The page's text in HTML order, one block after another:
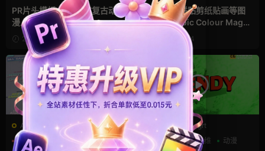
PR基本图形
PR片头模板 15款美式复古动
漫人名条标题
2024-04-29
复古风
450+复古拼贴剪纸贴画等图
片素材 Tropic Colour Magaz
ine Cutouts
2024-04-24
AE模板
三维
动漫 卡通模板
PR基本图形mogrt
PR基本图形
三维 动漫